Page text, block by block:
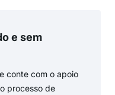
e sem
conte com o apoio
processo de